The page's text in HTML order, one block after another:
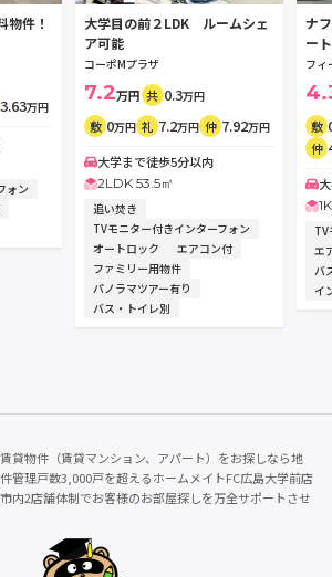
物件！
3.63万円
ォン
大学目の前２LDK ルームシェ
ア可能
コーポMプラザ
7.2万円 共 0.3万円
敷 0万円 礼 7.2万円 仲 7.92万円
大学まで徒歩5分以内
2LDK 53.5㎡
追い焚き
TVモニター付きインターフォン
オートロック
エアコン付
ファミリー用物件
パノラマツアー有り
バス・トイレ別
ナ
ー
フィ
敷
仲
TV
エ
バ
イ
貸物件（賃貸マンション、アパート）をお探しなら地
管理戸数3,000戸を超えるホームメイトFC広島大学前店
内2店舗体制でお客様のお部屋探しを万全サポートさせ